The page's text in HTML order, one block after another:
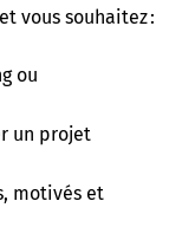
vous souhaitez :
ou
un projet
motivés et